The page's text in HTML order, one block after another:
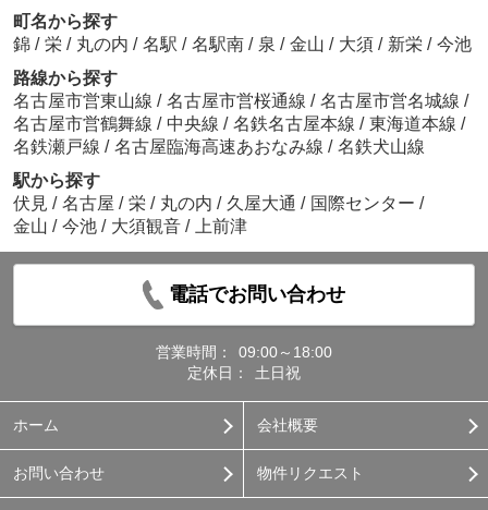
町名から探す
錦 / 栄 / 丸の内 / 名駅 / 名駅南 / 泉 / 金山 / 大須 / 新栄 / 今池
路線から探す
名古屋市営東山線 / 名古屋市営桜通線 / 名古屋市営名城線 /
名古屋市営鶴舞線 / 中央線 / 名鉄名古屋本線 / 東海道本線 /
名鉄瀬戸線 / 名古屋臨海高速あおなみ線 / 名鉄犬山線
駅から探す
伏見 / 名古屋 / 栄 / 丸の内 / 久屋大通 / 国際センター /
金山 / 今池 / 大須観音 / 上前津
電話でお問い合わせ
営業時間：
09:00～18:00
定休日：
土日祝
ホーム 会社概要
お問い合わせ 物件リクエスト